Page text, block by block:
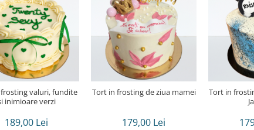
valuri, fundite
inimioare verzi
189,00 Lei
Tort in frosting de ziua mamei
179,00 Lei
Tort in